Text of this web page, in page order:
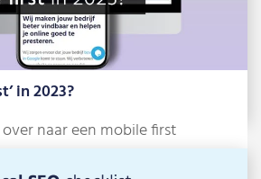
in 2023?
naar een mobile first